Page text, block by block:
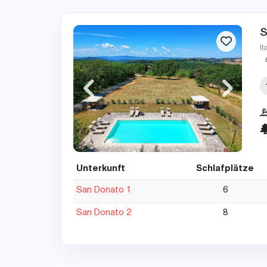
Unterkunft Schlafplätze
San Donato 1 6
San Donato 2 8